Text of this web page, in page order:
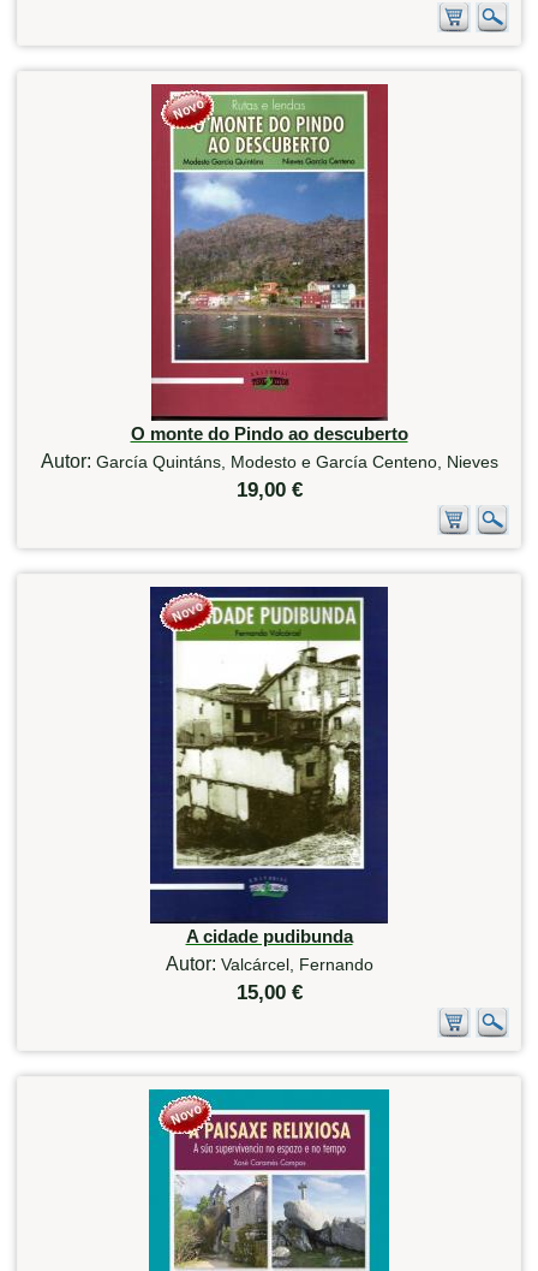
O monte do Pindo ao descuberto
Autor: García Quintáns, Modesto e García Centeno, Nieves
19,00 €
A cidade pudibunda
Autor: Valcárcel, Fernando
15,00 €